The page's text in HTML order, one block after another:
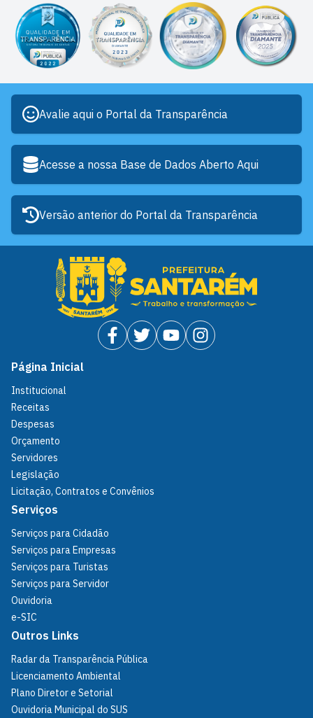
Avalie aqui o Portal da Transparência
Acesse a nossa Base de Dados Aberto Aqui
Versão anterior do Portal da Transparência
Página Inicial
Institucional
Receitas
Despesas
Orçamento
Servidores
Legislação
Licitação, Contratos e Convênios
Serviços
Serviços para Cidadão
Serviços para Empresas
Serviços para Turistas
Serviços para Servidor
Ouvidoria
e-SIC
Outros Links
Radar da Transparência Pública
Licenciamento Ambiental
Plano Diretor e Setorial
Ouvidoria Municipal do SUS